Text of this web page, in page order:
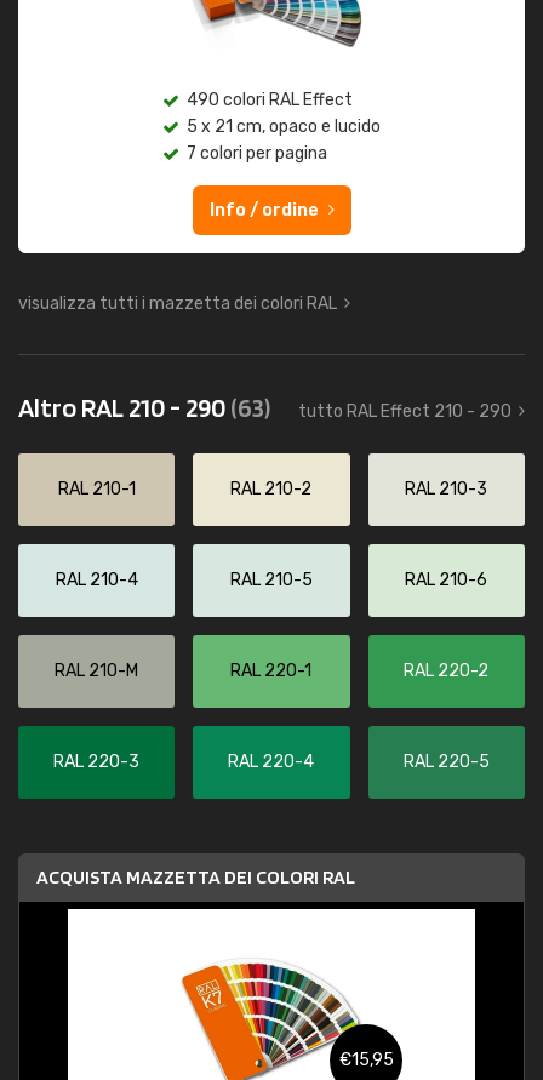
490 colori RAL Effect
5 x 21 cm, opaco e lucido
7 colori per pagina
Info / ordine
visualizza tutti i mazzetta dei colori RAL
Altro RAL 210 - 290(63) tutto RAL Effect 210 - 290
RAL 210-1 RAL 210-2 RAL 210-3
RAL 210-4 RAL 210-5 RAL 210-6
RAL 210-M RAL 220-1 RAL 220-2
RAL 220-3 RAL 220-4 RAL 220-5
ACQUISTA MAZZETTA DEI COLORI RAL
€15,95